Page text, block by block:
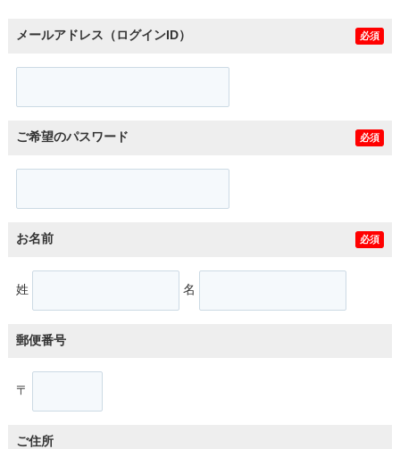
メールアドレス（ログインID） 必須
ご希望のパスワード 必須
お名前 必須
姓 名
郵便番号
〒
ご住所